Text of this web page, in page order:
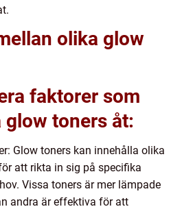
olika glow
faktorer som
toners åt:
Glow toners kan innehålla olika
att rikta in sig på specifika
Vissa toners är mer lämpade
andra är effektiva för att